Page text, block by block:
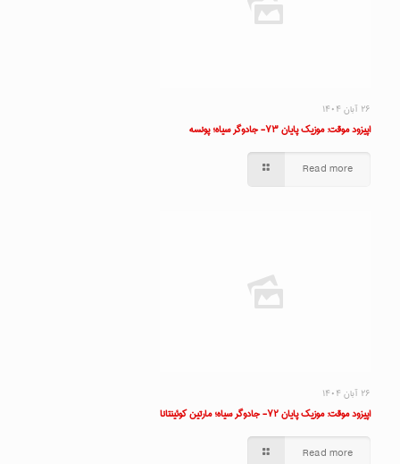
۲۶ آبان ۱۴۰۴
اپیزود موقت: موزیک پایان ۷۳- جادوگر سیاه؛ پونسه
Read more
۲۶ آبان ۱۴۰۴
اپیزود موقت: موزیک پایان ۷۲- جادوگر سیاه؛ مارتین کوئینتانا
Read more